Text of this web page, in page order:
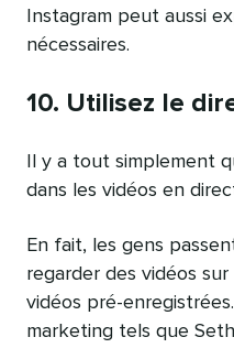
Instagram peut aussi
nécessaires.
10. Utilisez le
Il y a tout simplement
dans les vidéos en
En fait, les gens
regarder des vidéos
vidéos pré-
marketing tels que